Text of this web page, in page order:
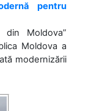
pentru
din Moldova”
Moldova a
modernizării